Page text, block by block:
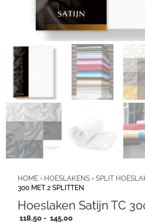
HOME › HOESLAKENS › SPLIT
300 MET 2 SPLITTEN
Hoeslaken Satijn TC
118,50 - 145,00Prijsklasse: